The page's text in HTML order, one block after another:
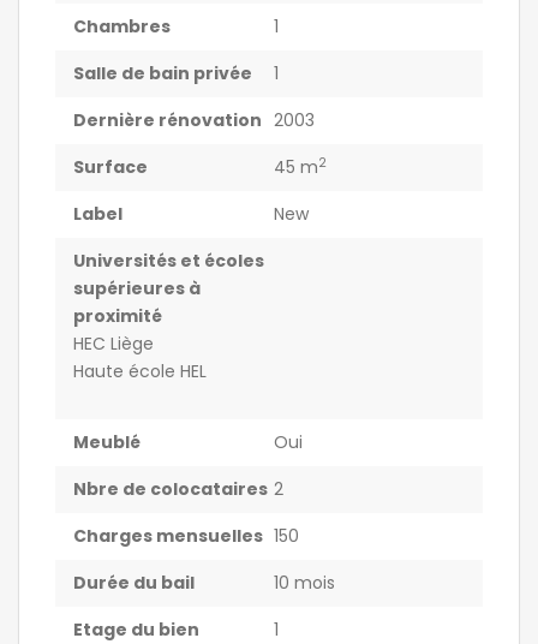
Chambres
1
Salle de bain privée
1
Dernière rénovation 2003
Surface
45 m2
Label
New
Universités et écoles
supérieures à
proximité
HEC Liège
Haute école HEL
Meublé
Oui
Nbre de colocataires 2
Charges mensuelles 150
Durée du bail
10 mois
Etage du bien
1